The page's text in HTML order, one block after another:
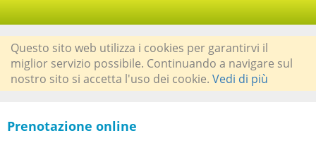
Questo sito web utilizza i cookies per garantirvi il
miglior servizio possibile. Continuando a navigare sul
nostro sito si accetta l'uso dei cookie. Vedi di più
Prenotazione online